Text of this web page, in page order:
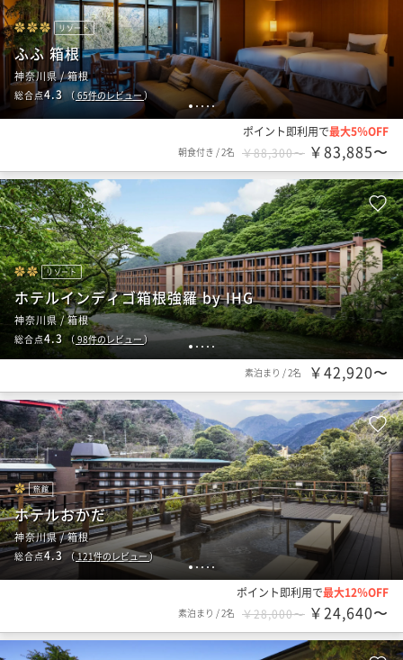
1 2345
リゾート
ふふ 箱根
神奈川県 / 箱根
総合点4.3（65件のレビュー）
ポイント即利用で最大5％OFF
朝食付き /2名 ￥88,300〜 ￥83,885〜
1 2 3 4 5
リゾート
ホテルインディゴ箱根強羅 by IHG
神奈川県 / 箱根
総合点4.3 （ 98件のレビュー）
素泊まり /2名 ￥42,920〜
1 2 3 45
旅館
ホテルおかだ
神奈川県 / 箱根
総合点4.3（121件のレビュー）
ポイント即利用で最大12％OFF
素泊まり /2名 ￥28,000〜 ￥24,640〜